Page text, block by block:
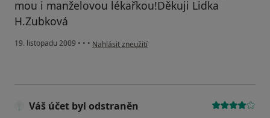
mou i manželovou lékařkou!Děkuji Lidka
H.Zubková
19. listopadu 2009 • • • podle názoru uživatele Váš účet byl odstraněn
Nahlásit zneužití
Váš účet byl odstraněn